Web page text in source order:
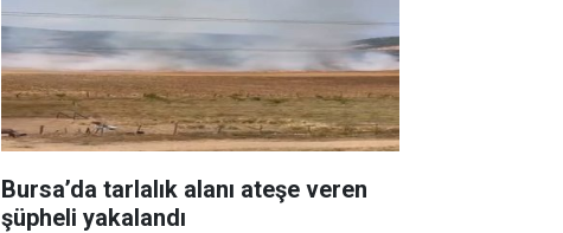
Bursa’da tarlalık alanı ateşe veren
şüpheli yakalandı